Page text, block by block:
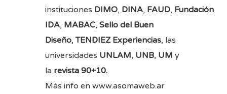
instituciones DIMO, DINA, FAUD, Fundación
IDA, MABAC, Sello del Buen
Diseño, TENDIEZ Experiencias, las
universidades UNLAM, UNB, UM y
la revista 90+10.
Más info en www.asomaweb.ar